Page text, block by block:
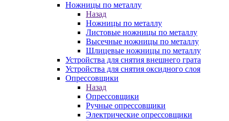
Ножницы по металлу
Назад
Ножницы по металлу
Листовые ножницы по металлу
Высечные ножницы по металлу
Шлицевые ножницы по металлу
Устройства для снятия внешнего грата
Устройства для снятия оксидного слоя
Опрессовщики
Назад
Опрессовщики
Ручные опрессовщики
Электрические опрессовщики